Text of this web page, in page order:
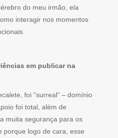
do meu irmão, ela
interagir nos momentos
em publicar na
foi “surreal” – domínio
foi total, além de
muita segurança para os
porque logo de cara, esse